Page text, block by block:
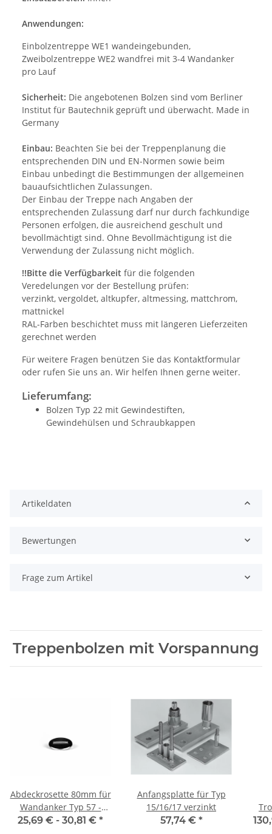
Anwendungen:
Einbolzentreppe WE1 wandeingebunden,
Zweibolzentreppe WE2 wandfrei mit 3-4 Wandanker
pro Lauf
Sicherheit: Die angebotenen Bolzen sind vom Berliner
Institut für Bautechnik geprüft und überwacht. Made in
Germany
Einbau: Beachten Sie bei der Treppenplanung die
entsprechenden DIN und EN-Normen sowie beim
Einbau unbedingt die Bestimmungen der allgemeinen
bauaufsichtlichen Zulassungen.
Der Einbau der Treppe nach Angaben der
entsprechenden Zulassung darf nur durch fachkundige
Personen erfolgen, die ausreichend geschult und
bevollmächtigt sind. Ohne Bevollmächtigung ist die
Verwendung der Zulassung nicht möglich.
!!Bitte die Verfügbarkeit für die folgenden
Veredelungen vor der Bestellung prüfen:
verzinkt, vergoldet, altkupfer, altmessing, mattchrom,
mattnickel
RAL-Farben beschichtet muss mit längeren Lieferzeiten
gerechnet werden
Für weitere Fragen benützen Sie das Kontaktformular
oder rufen Sie uns an. Wir helfen Ihnen gerne weiter.
Lieferumfang:
Bolzen Typ 22 mit Gewindestiften,
Gewindehülsen und Schraubkappen
Artikeldaten
Bewertungen
Frage zum Artikel
Treppenbolzen mit Vorspannung
Abdeckrosette 80mm für
Wandanker Typ 57 -
50/30
25,69 € - 30,81 € *
Anfangsplatte für Typ
15/16/17 verzinkt
57,74 € *